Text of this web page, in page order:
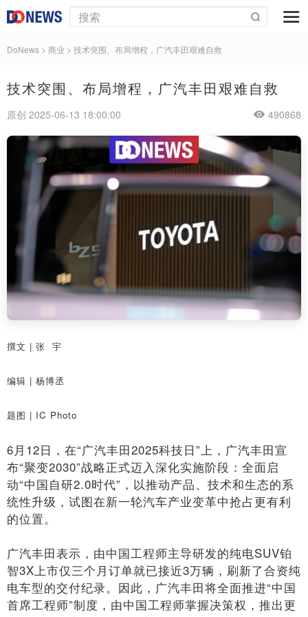
DoNews > 商业 > 技术突围、布局增程，广汽丰田艰难自救
技术突围、布局增程，广汽丰田艰难自救
原创 2025-06-13 18:00:00 490868
撰文 | 张 宇
编辑 | 杨博丞
题图 | IC Photo
6月12日，在“广汽丰田2025科技日”上，广汽丰田宣
布“聚变2030”战略正式迈入深化实施阶段：全面启
动“中国自研2.0时代”，以推动产品、技术和生态的系
统性升级，试图在新一轮汽车产业变革中抢占更有利
的位置。
广汽丰田表示，由中国工程师主导研发的纯电SUV铂
智3X上市仅三个月订单就已接近3万辆，刷新了合资纯
电车型的交付纪录。因此，广汽丰田将全面推进“中国
首席工程师”制度，由中国工程师掌握决策权，推出更